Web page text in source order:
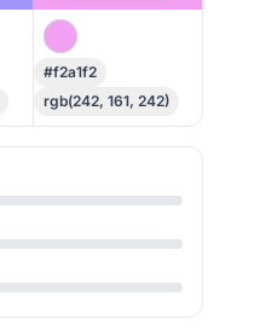
#f2a1f2
rgb(242, 161, 242)